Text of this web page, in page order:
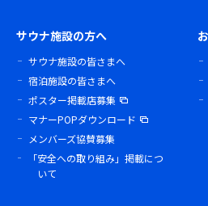
サウナ施設の方へ
サウナ施設の皆さまへ
宿泊施設の皆さまへ
ポスター掲載店募集
マナーPOPダウンロード
メンバーズ協賛募集
「安全への取り組み」掲載につ
いて